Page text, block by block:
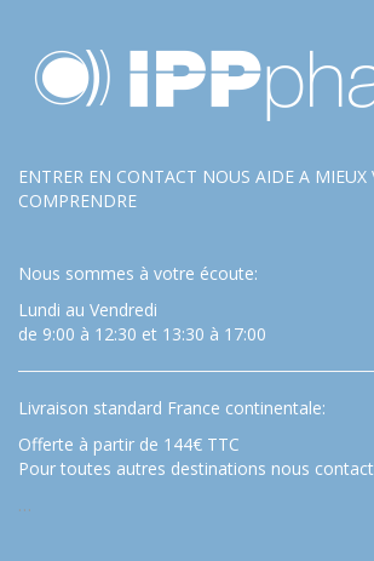
ENTRER EN CONTACT NOUS AIDE A MIEUX
COMPRENDRE
Nous sommes à votre écoute:
Lundi au Vendredi
de 9:00 à 12:30 et 13:30 à 17:00
Livraison standard France continentale:
Offerte à partir de 144€ TTC
Pour toutes autres destinations nous
…